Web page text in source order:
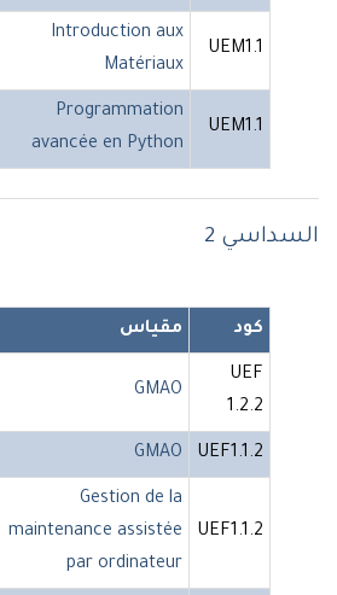
UEM1.1
Introduction aux
Matériaux
UEM1.1
Programmation
avancée en Python
السداسي 2
كود مقياس
UEF
1.2.2
GMAO
UEF1.1.2
GMAO
UEF1.1.2
Gestion de la
maintenance assistée
par ordinateur